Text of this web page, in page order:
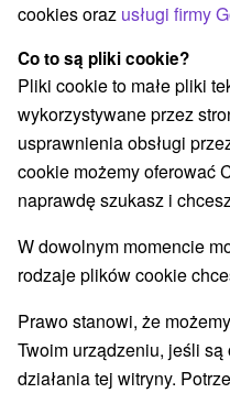
+421 36 3810 631
Facebook
Maďarovská 4
93587 Santovka
GPS:
N +48° 9'
E +18° 46'
cookies oraz usługi firmy
Co to są pliki cookie?
Pliki cookie to małe pliki
wykorzystywane przez
usprawnienia obsługi
cookie możemy oferować
naprawdę szukasz i
W dowolnym momencie
rodzaje plików cookie
Prawo stanowi, że
Twoim urządzeniu, jeśli
działania tej witryny.